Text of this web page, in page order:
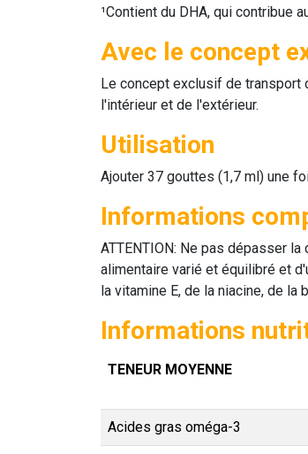
¹Contient du DHA, qui contribue
Avec le concept
Le concept exclusif de transport
l'intérieur et de l'extérieur.
Utilisation
Ajouter 37 gouttes (1,7 ml) une
Informations
ATTENTION: Ne pas dépasser
alimentaire varié et équilibré et
la vitamine E, de la niacine, de
Informations
TENEUR MOYENNE
Acides gras oméga-3